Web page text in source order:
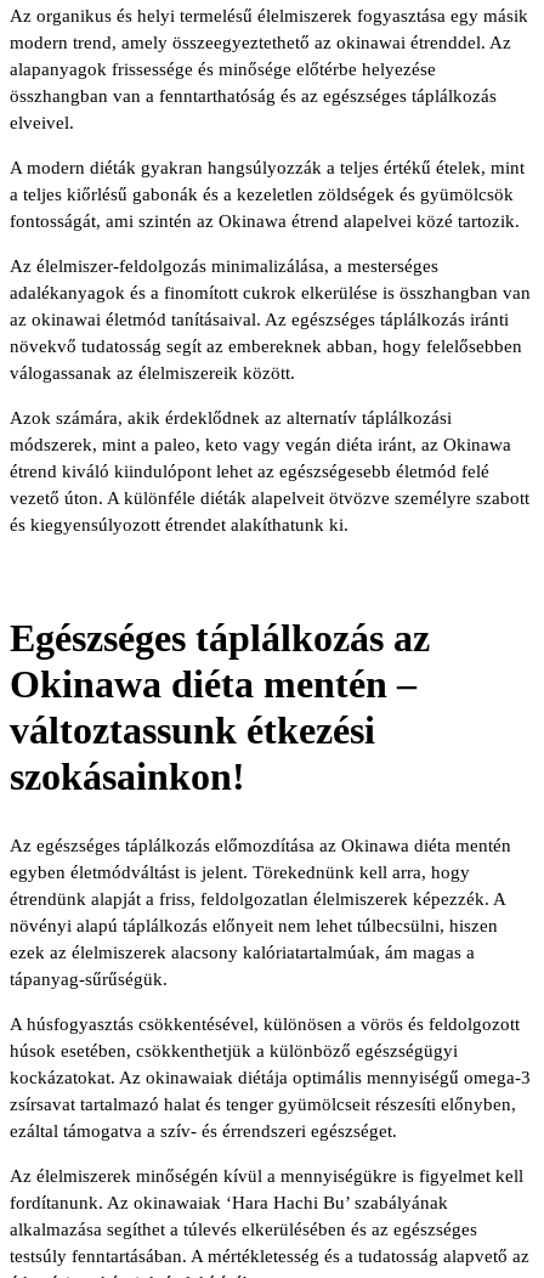
Az organikus és helyi termelésű élelmiszerek fogyasztása egy másik
modern trend, amely összeegyeztethető az okinawai étrenddel. Az
alapanyagok frissessége és minősége előtérbe helyezése
összhangban van a fenntarthatóság és az egészséges táplálkozás
elveivel.
A modern diéták gyakran hangsúlyozzák a teljes értékű ételek, mint
a teljes kiőrlésű gabonák és a kezeletlen zöldségek és gyümölcsök
fontosságát, ami szintén az Okinawa étrend alapelvei közé tartozik.
Az élelmiszer-feldolgozás minimalizálása, a mesterséges
adalékanyagok és a finomított cukrok elkerülése is összhangban van
az okinawai életmód tanításaival. Az egészséges táplálkozás iránti
növekvő tudatosság segít az embereknek abban, hogy felelősebben
válogassanak az élelmiszereik között.
Azok számára, akik érdeklődnek az alternatív táplálkozási
módszerek, mint a paleo, keto vagy vegán diéta iránt, az Okinawa
étrend kiváló kiindulópont lehet az egészségesebb életmód felé
vezető úton. A különféle diéták alapelveit ötvözve személyre szabott
és kiegyensúlyozott étrendet alakíthatunk ki.
Egészséges táplálkozás az
Okinawa diéta mentén –
változtassunk étkezési
szokásainkon!
Az egészséges táplálkozás előmozdítása az Okinawa diéta mentén
egyben életmódváltást is jelent. Törekednünk kell arra, hogy
étrendünk alapját a friss, feldolgozatlan élelmiszerek képezzék. A
növényi alapú táplálkozás előnyeit nem lehet túlbecsülni, hiszen
ezek az élelmiszerek alacsony kalóriatartalmúak, ám magas a
tápanyag-sűrűségük.
A húsfogyasztás csökkentésével, különösen a vörös és feldolgozott
húsok esetében, csökkenthetjük a különböző egészségügyi
kockázatokat. Az okinawaiak diétája optimális mennyiségű omega-3
zsírsavat tartalmazó halat és tenger gyümölcseit részesíti előnyben,
ezáltal támogatva a szív- és érrendszeri egészséget.
Az élelmiszerek minőségén kívül a mennyiségükre is figyelmet kell
fordítanunk. Az okinawaiak ‘Hara Hachi Bu’ szabályának
alkalmazása segíthet a túlevés elkerülésében és az egészséges
testsúly fenntartásában. A mértékletesség és a tudatosság alapvető az